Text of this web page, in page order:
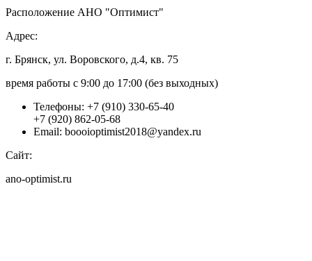
Расположение АНО "Оптимист"
Адрес:
г. Брянск, ул. Воровского, д.4, кв. 75
время работы с 9:00 до 17:00 (без выходных)
Телефоны: +7 (910) 330-65-40
+7 (920) 862-05-68
Email: boooioptimist2018@yandex.ru
Сайт:
ano-optimist.ru